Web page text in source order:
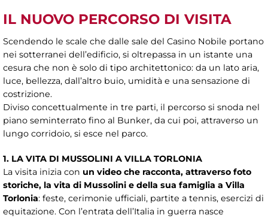
IL NUOVO PERCORSO DI VISITA
Scendendo le scale che dalle sale del Casino Nobile portano
nei sotterranei dell’edificio, si oltrepassa in un istante una
cesura che non è solo di tipo architettonico: da un lato aria,
luce, bellezza, dall’altro buio, umidità e una sensazione di
costrizione.
Diviso concettualmente in tre parti, il percorso si snoda nel
piano seminterrato fino al Bunker, da cui poi, attraverso un
lungo corridoio, si esce nel parco.
1. LA VITA DI MUSSOLINI A VILLA TORLONIA
La visita inizia con un video che racconta, attraverso foto
storiche, la vita di Mussolini e della sua famiglia a Villa
Torlonia: feste, cerimonie ufficiali, partite a tennis, esercizi di
equitazione. Con l’entrata dell’Italia in guerra nasce